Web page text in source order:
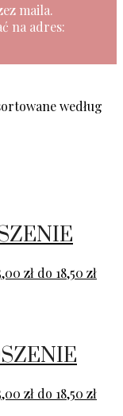
maila.
na adres:
według
zł do 18,50 zł
zł do 18,50 zł